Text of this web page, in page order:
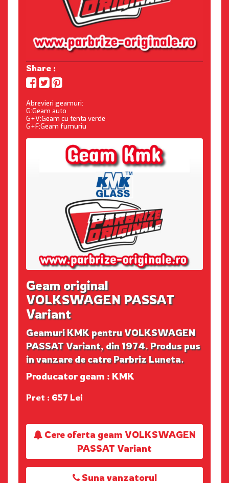
Share :
Abrevieri geamuri:
G:Geam auto
G+V:Geam cu tenta verde
G+F:Geam fumuriu
Geam original
VOLKSWAGEN PASSAT
Variant
Geamuri KMK pentru VOLKSWAGEN
PASSAT Variant, din 1974. Produs pus
in vanzare de catre Parbriz Luneta.
Producator geam : KMK
Pret : 657 Lei
Cere oferta geam VOLKSWAGEN
PASSAT Variant
Suna vanzatorul